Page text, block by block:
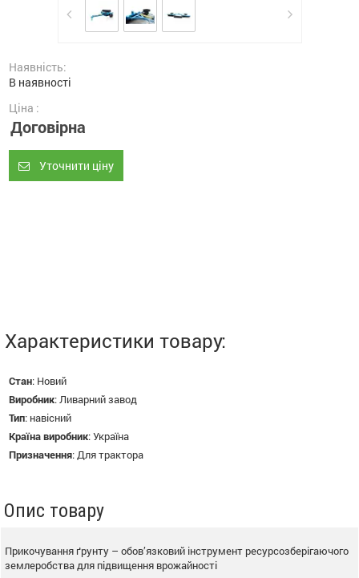
Наявність:
В наявності
Ціна :
Договірна
Уточнити ціну
Характеристики товару:
Стан: Новий
Виробник: Ливарний завод
Тип: навісний
Країна виробник:Україна
Призначення: Для трактора
Опис товару
Прикочування ґрунту – обов’язковий інструмент ресурсозберігаючого
землеробства для підвищення врожайності